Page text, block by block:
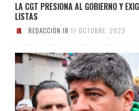
LA CGT PRESIONA AL GOBIERNO Y
LISTAS
REDACCIÓN IR 17 OCTUBRE, 2022